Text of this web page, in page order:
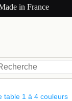
in France
table 1 à 4 couleurs